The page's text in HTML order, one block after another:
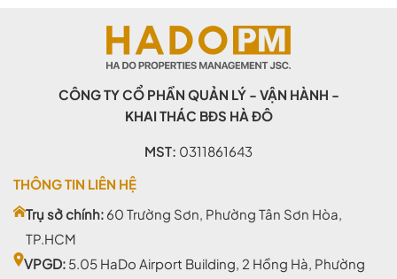
CÔNG TY CỔ PHẦN QUẢN LÝ - VẬN HÀNH -
KHAI THÁC BĐS HÀ ĐÔ
MST: 0311861643
THÔNG TIN LIÊN HỆ
Trụ sở chính: 60 Trường Sơn, Phường Tân Sơn Hòa,
TP.HCM
VPGD: 5.05 HaDo Airport Building, 2 Hồng Hà, Phường